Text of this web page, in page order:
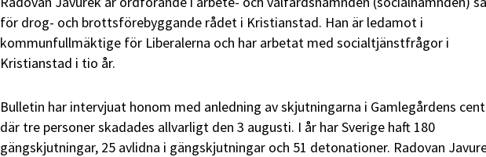
för drog- och brottsförebyggande rådet i Kristianstad. Han är ledamot i
kommunfullmäktige för Liberalerna och har arbetat med socialtjänstfrågor i
Kristianstad i tio år.
Bulletin har intervjuat honom med anledning av skjutningarna i Gamlegårdens
där tre personer skadades allvarligt den 3 augusti. I år har Sverige haft 180
gängskjutningar, 25 avlidna i gängskjutningar och 51 detonationer. Radovan